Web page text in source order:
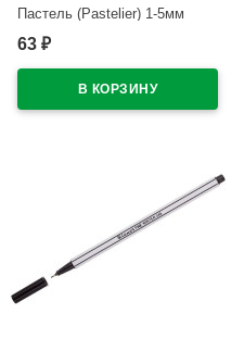
Пастель (Pastelier) 1-5мм
скошенный, пастельный
63 ₽